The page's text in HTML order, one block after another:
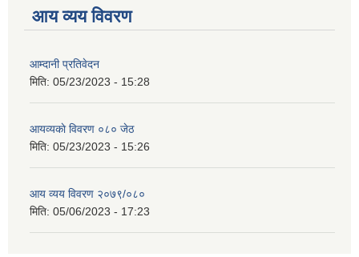
आय व्यय विवरण
आम्दानी प्रतिवेदन
मिति: 05/23/2023 - 15:28
आयव्यकाे विवरण ०८० जेठ
मिति: 05/23/2023 - 15:26
आय व्यय विवरण २०७९/०८०
मिति: 05/06/2023 - 17:23